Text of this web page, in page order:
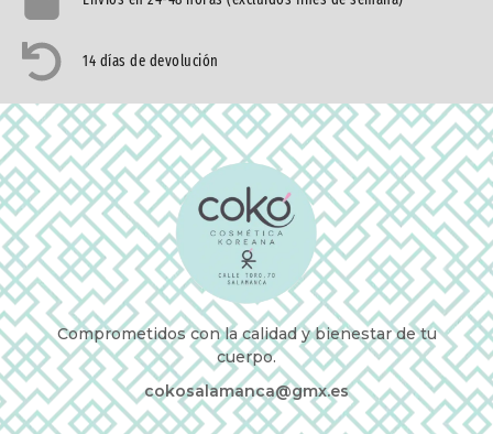
14 días de devolución
Comprometidos con la calidad y bienestar de tu
cuerpo.
cokosalamanca@gmx.es